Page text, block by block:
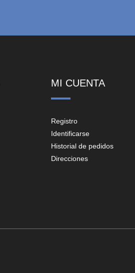
MI CUENTA
Registro
Identificarse
Historial de pedidos
Direcciones